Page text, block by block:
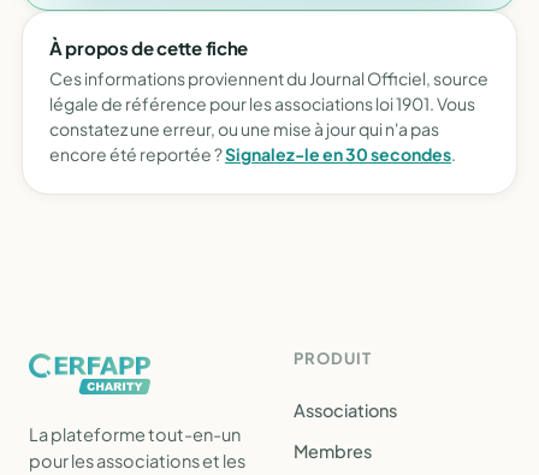
À propos de cette fiche
Ces informations proviennent du Journal Officiel, source
légale de référence pour les associations loi 1901. Vous
constatez une erreur, ou une mise à jour qui n'a pas
encore été reportée ?Signalez-le en 30 secondes.
La plateforme tout-en-un
pour les associations et les
PRODUIT
Associations
Membres